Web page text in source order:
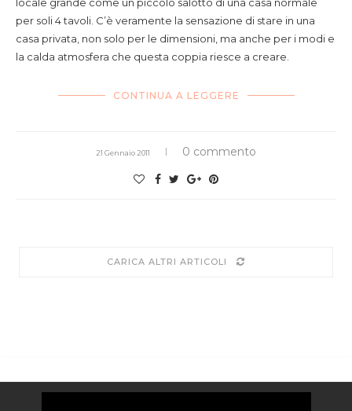
locale grande come un piccolo salotto di una casa normale
per soli 4 tavoli. C’è veramente la sensazione di stare in una
casa privata, non solo per le dimensioni, ma anche per i modi e
la calda atmosfera che questa coppia riesce a creare.
CONTINUA A LEGGERE
21 Gennaio 2011 0 commento
CARICA ALTRI ARTICOLI